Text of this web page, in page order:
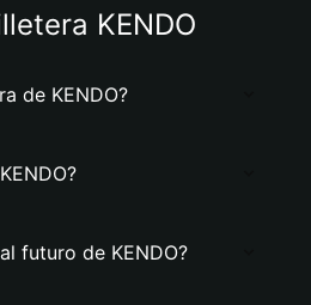
KENDO
de KENDO?
futuro de KENDO?